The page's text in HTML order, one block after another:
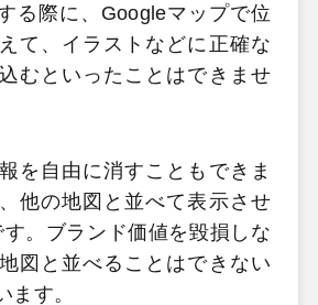
る際に、Googleマップで位
て、イラストなどに正確な
むといったことはできませ
を自由に消すこともできま
他の地図と並べて表示させ
。ブランド価値を毀損しな
図と並べることはできない
ます。